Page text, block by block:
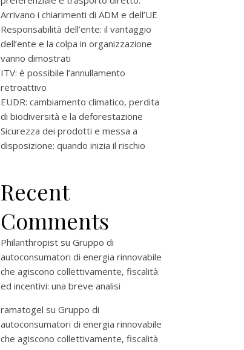
Arrivano i chiarimenti di ADM e dell’UE
Responsabilità dell’ente: il vantaggio
dell’ente e la colpa in organizzazione
vanno dimostrati
ITV: è possibile l’annullamento
retroattivo
EUDR: cambiamento climatico, perdita
di biodiversità e la deforestazione
Sicurezza dei prodotti e messa a
disposizione: quando inizia il rischio
Recent
Comments
Philanthropist su Gruppo di
autoconsumatori di energia rinnovabile
che agiscono collettivamente, fiscalità
ed incentivi: una breve analisi
ramatogel su Gruppo di
autoconsumatori di energia rinnovabile
che agiscono collettivamente, fiscalità